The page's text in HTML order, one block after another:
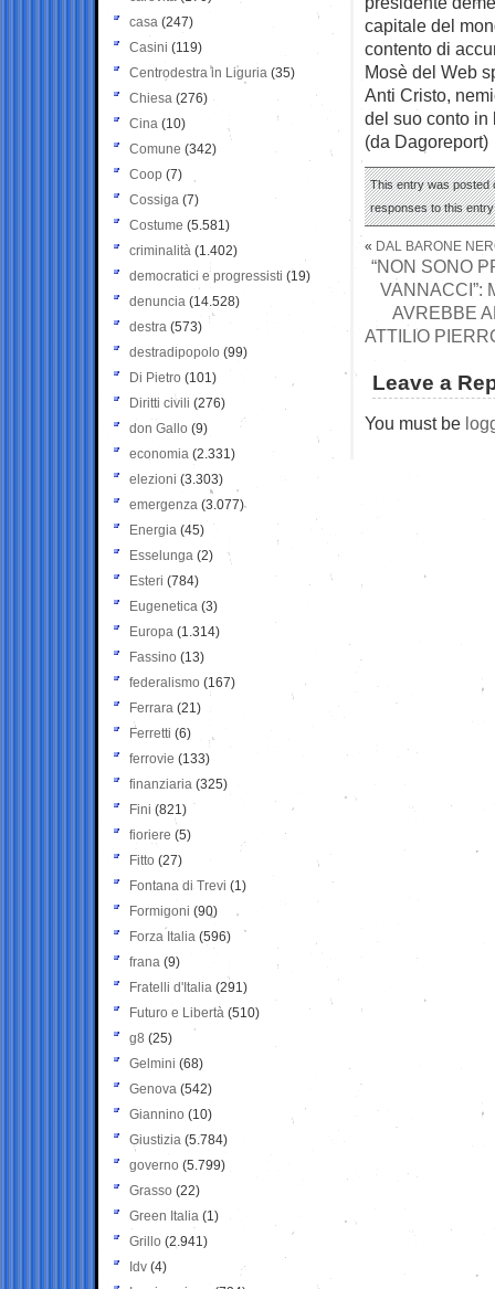
capitale del
contento di
Mosè del Web
Anti Cristo,
del suo conto in
(da Dagoreport)
This entry was posted
responses to this
« DAL BARONE
“NON SONO
VANNACCI”:
AVREBBE
ATTILIO
Leave a
You must be
casa (247)
Casini (119)
Centrodestra in Liguria (35)
Chiesa (276)
Cina (10)
Comune (342)
Coop (7)
Cossiga (7)
Costume (5.581)
criminalità (1.402)
democratici e progressisti (19)
denuncia (14.528)
destra (573)
destradipopolo (99)
Di Pietro (101)
Diritti civili (276)
don Gallo (9)
economia (2.331)
elezioni (3.303)
emergenza (3.077)
Energia (45)
Esselunga (2)
Esteri (784)
Eugenetica (3)
Europa (1.314)
Fassino (13)
federalismo (167)
Ferrara (21)
Ferretti (6)
ferrovie (133)
finanziaria (325)
Fini (821)
fioriere (5)
Fitto (27)
Fontana di Trevi (1)
Formigoni (90)
Forza Italia (596)
frana (9)
Fratelli d'Italia (291)
Futuro e Libertà (510)
g8 (25)
Gelmini (68)
Genova (542)
Giannino (10)
Giustizia (5.784)
governo (5.799)
Grasso (22)
Green Italia (1)
Grillo (2.941)
Idv (4)